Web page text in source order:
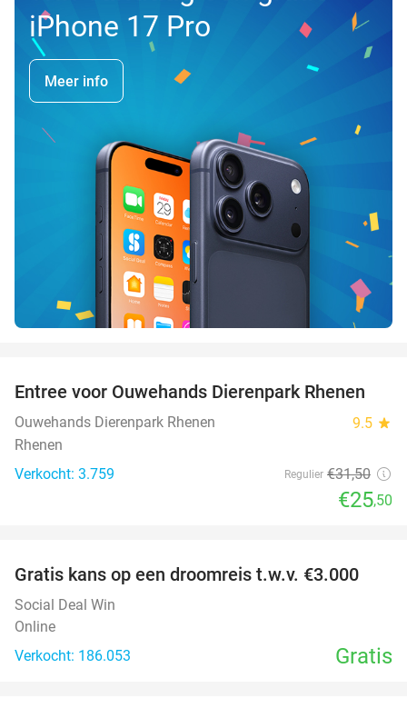
iPhone 17 Pro
Meer info
19%
Entree voor Ouwehands Dierenpark Rhenen
Ouwehands Dierenpark Rhenen 9.5 star
Rhenen
Verkocht: 3.759
Regulier €31,50
€25,50
Gratis kans op een droomreis t.w.v. €3.000
Social Deal Win
Online
Verkocht: 186.053
Gratis